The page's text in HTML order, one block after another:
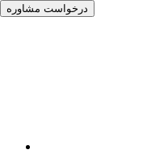
درخواست مشاوره